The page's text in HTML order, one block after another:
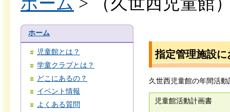
ホーム
児童館とは？
学童クラブとは？
どこにあるの？
イベント情報
よくある質問
指定管理施設
久世西児童館の年間活
児童館活動計画書